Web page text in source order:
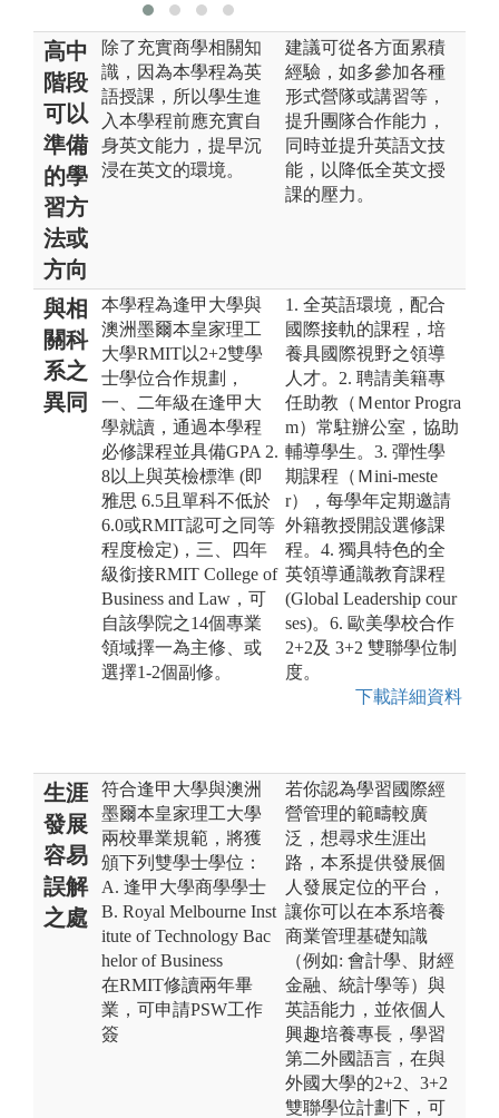
高中
階段
可以
準備
的學
習方
法或
方向
除了充實商學相關知
識，因為本學程為英
語授課，所以學生進
入本學程前應充實自
身英文能力，提早沉
浸在英文的環境。
建議可從各方面累積
經驗，如多參加各種
形式營隊或講習等，
提升團隊合作能力，
同時並提升英語文技
能，以降低全英文授
課的壓力。
與相
關科
系之
異同
本學程為逢甲大學與
澳洲墨爾本皇家理工
大學RMIT以2+2雙學
士學位合作規劃，
一、二年級在逢甲大
學就讀，通過本學程
必修課程並具備GPA 2.
8以上與英檢標準 (即
雅思 6.5且單科不低於
6.0或RMIT認可之同等
程度檢定)，三、四年
級銜接RMIT College of
Business and Law，可
自該學院之14個專業
領域擇一為主修、或
選擇1-2個副修。
1. 全英語環境，配合
國際接軌的課程，培
養具國際視野之領導
人才。2. 聘請美籍專
任助教（Ｍentor Progra
m）常駐辦公室，協助
輔導學生。3. 彈性學
期課程（Ｍini-meste
r），每學年定期邀請
外籍教授開設選修課
程。4. 獨具特色的全
英領導通識教育課程
(Global Leadership cour
ses)。6. 歐美學校合作
2+2及 3+2 雙聯學位制
度。
下載詳細資料
生涯
發展
容易
誤解
之處
符合逢甲大學與澳洲
墨爾本皇家理工大學
兩校畢業規範，將獲
頒下列雙學士學位：
A. 逢甲大學商學學士
B. Royal Melbourne Inst
itute of Technology Bac
helor of Business
在RMIT修讀兩年畢
業，可申請PSW工作
簽
若你認為學習國際經
營管理的範疇較廣
泛，想尋求生涯出
路，本系提供發展個
人發展定位的平台，
讓你可以在本系培養
商業管理基礎知識
（例如: 會計學、財經
金融、統計學等）與
英語能力，並依個人
興趣培養專長，學習
第二外國語言，在與
外國大學的2+2、3+2
雙聯學位計劃下，可